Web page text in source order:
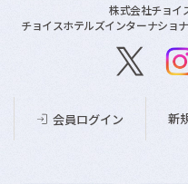
株式会社チョイ
チョイスホテルズインターナショ
会員ログイン 新